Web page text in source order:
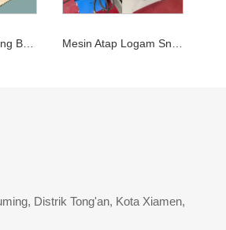
Mesin Roll Forming Bergelombang
Distrik Tong'an, Kota Xiamen,